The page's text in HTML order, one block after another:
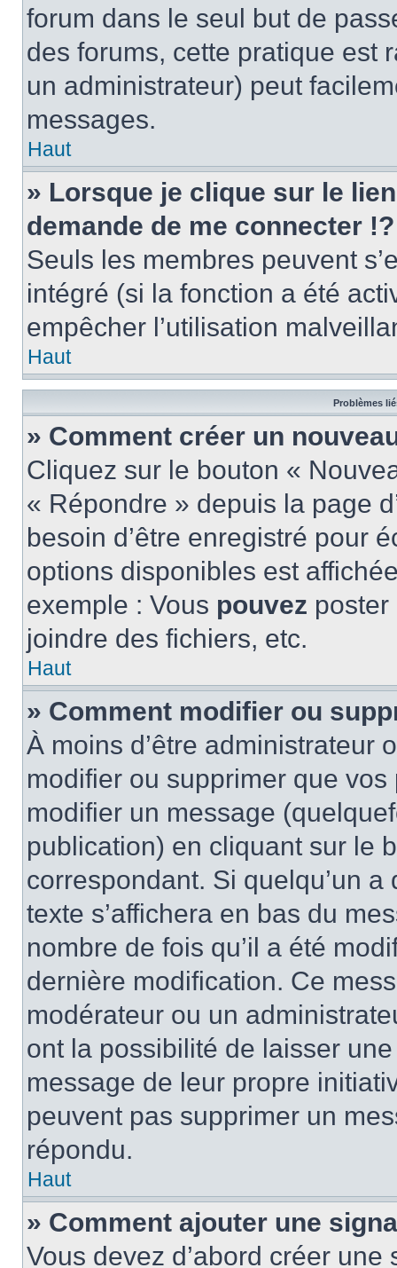
forum dans le seul but de
des forums, cette pratique est
un administrateur) peut
messages.
Haut
» Lorsque je clique sur le
demande de me connecter !?
Seuls les membres peuvent
intégré (si la fonction a été
empêcher l’utilisation
Haut
Problèmes
» Comment créer un
Cliquez sur le bouton «
« Répondre » depuis la page
besoin d’être enregistré pour
options disponibles est
exemple : Vous pouvez
joindre des fichiers, etc.
Haut
» Comment modifier ou
À moins d’être administrateur
modifier ou supprimer que
modifier un message
publication) en cliquant sur le
correspondant. Si quelqu’un
texte s’affichera en bas du
nombre de fois qu’il a été
dernière modification. Ce
modérateur ou un
ont la possibilité de laisser
message de leur propre
peuvent pas supprimer un
répondu.
Haut
» Comment ajouter une
Vous devez d’abord créer